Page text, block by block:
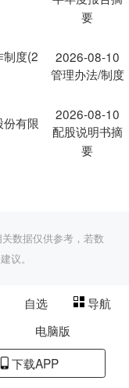
要
制度(2
2026-08-10
管理办法/制度
有限
2026-08-10
配股说明书摘
要
数据仅供参考，若数
议。
自选
导航
电脑版
下载APP